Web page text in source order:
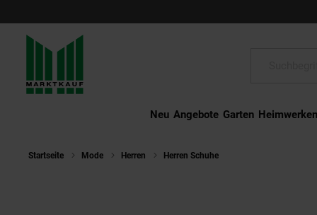
Neu Angebote Garten Heimwerken
Startseite Mode Herren Herren Schuhe